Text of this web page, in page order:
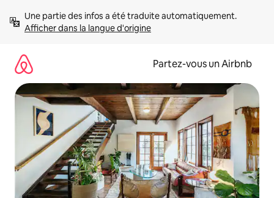
directement
Afficher dans la langue d'origine
Partez-vous un Airbnb